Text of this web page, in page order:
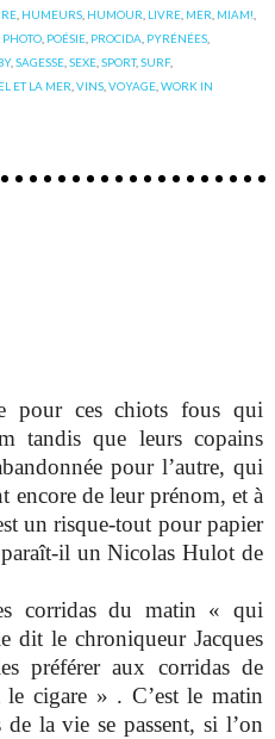
HUMEURS HUMOUR LIVRE MER MIAM!
PHOTO POÉSIE PROCIDA PYRÉNÉES
,SAGESSE ,SEXE ,SPORT,SURF,
ET LA MER ,VINS ,VOYAGE ,WORK IN
pour ces chiots fous qui
tandis que leurs copains
pour l’autre, qui
encore de leur prénom, et à
un risque-tout pour papier
il un Nicolas Hulot de
corridas du matin « qui
dit le chroniqueur Jacques
préférer aux corridas de
cigare » . C’est le matin
la vie se passent, si l’on